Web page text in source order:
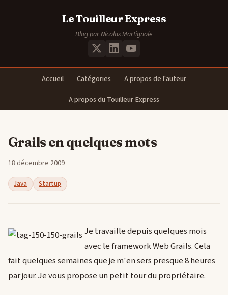
Le Touilleur Express
Blog par Nicolas Martignole
Accueil Catégories
A propos de l'auteur
A propos du Touilleur Express
Grails en quelques mots
18 décembre 2009
Java Startup
Je travaille depuis quelques mois
avec le framework Web Grails. Cela
fait quelques semaines que je m'en sers presque 8 heures
par jour. Je vous propose un petit tour du propriétaire.